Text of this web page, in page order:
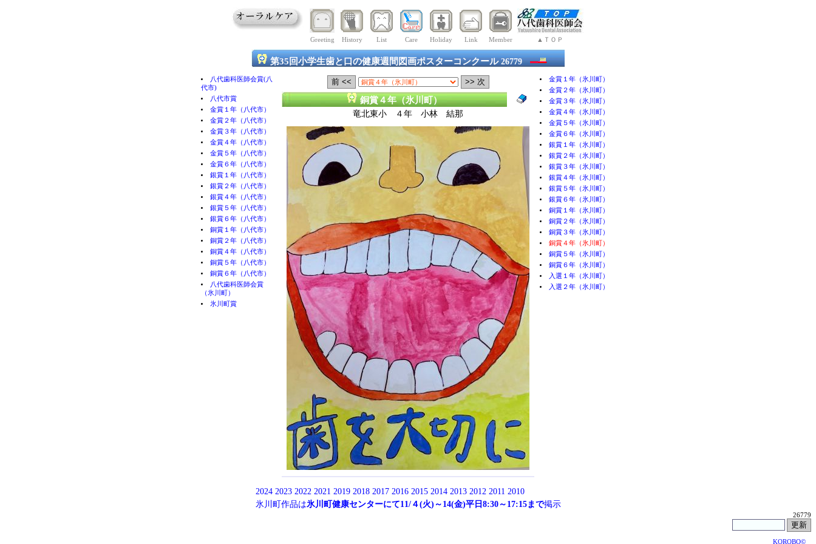
Greeting History List Care Holiday Link Member ▲ＴＯＰ
第35回小学生歯と口の健康週間図画ポスターコンクール 26779
八代歯科医師会賞(八
代市)
八代市賞
金賞１年（八代市）
金賞２年（八代市）
金賞３年（八代市）
金賞４年（八代市）
金賞５年（八代市）
金賞６年（八代市）
銀賞１年（八代市）
銀賞２年（八代市）
銀賞４年（八代市）
銀賞５年（八代市）
銀賞６年（八代市）
銅賞１年（八代市）
銅賞２年（八代市）
銅賞４年（八代市）
銅賞５年（八代市）
銅賞６年（八代市）
八代歯科医師会賞
（氷川町）
氷川町賞
銅賞４年（氷川町）
竜北東小 ４年 小林 結那
金賞１年（氷川町）
金賞２年（氷川町）
金賞３年（氷川町）
金賞４年（氷川町）
金賞５年（氷川町）
金賞６年（氷川町）
銀賞１年（氷川町）
銀賞２年（氷川町）
銀賞３年（氷川町）
銀賞４年（氷川町）
銀賞５年（氷川町）
銀賞６年（氷川町）
銅賞１年（氷川町）
銅賞２年（氷川町）
銅賞３年（氷川町）
銅賞４年（氷川町）
銅賞５年（氷川町）
銅賞６年（氷川町）
入選１年（氷川町）
入選２年（氷川町）
2024 2023 2022 2021 2019 2018 2017 2016 2015 2014 2013 2012 2011 2010
氷川町作品は氷川町健康センターにて11/４(火)～14(金)平日8:30～17:15まで掲示
26779
KOROBO©